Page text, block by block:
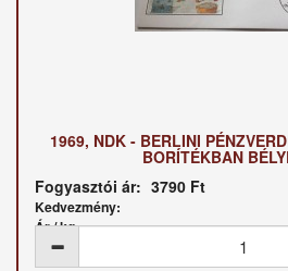
1969, NDK - BERLINI
BORÍTÉKBAN
Fogyasztói ár: 3790 Ft
Kedvezmény:
Ár / kg: